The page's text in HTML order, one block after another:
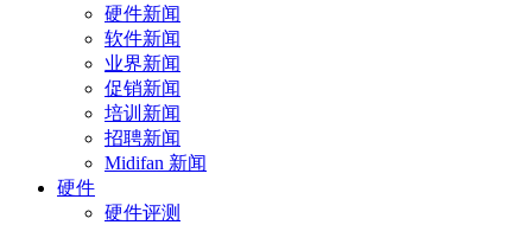
硬件新闻
软件新闻
业界新闻
促销新闻
培训新闻
招聘新闻
Midifan 新闻
硬件
硬件评测